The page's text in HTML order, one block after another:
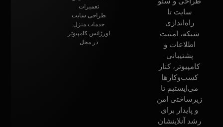
سایت تا
راه‌اندازی
شبکه، امنیت
اطلاعات و
پشتیبانی
کامپیوتر، کنار
کسب‌وکارها
می‌ایستیم تا
زیرساختی امن
و پایدار برای
رشد آنلاینشان
تعمیرات
طراحی سایت
خدمات منزل
اورژانس کامپیوتر
در محل